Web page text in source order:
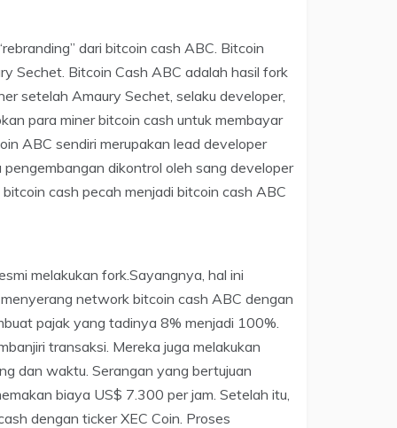
dari bitcoin cash ABC. Bitcoin
Sechet. Bitcoin Cash ABC adalah hasil fork
setelah Amaury Sechet, selaku developer,
para miner bitcoin cash untuk membayar
ABC sendiri merupakan lead developer
dikontrol oleh sang developer
cash pecah menjadi bitcoin cash ABC
melakukan fork.Sayangnya, hal ini
network bitcoin cash ABC dengan
pajak yang tadinya 8% menjadi 100%.
transaksi. Mereka juga melakukan
dan waktu. Serangan yang bertujuan
biaya US$ 7.300 per jam. Setelah itu,
dengan ticker XEC Coin. Proses